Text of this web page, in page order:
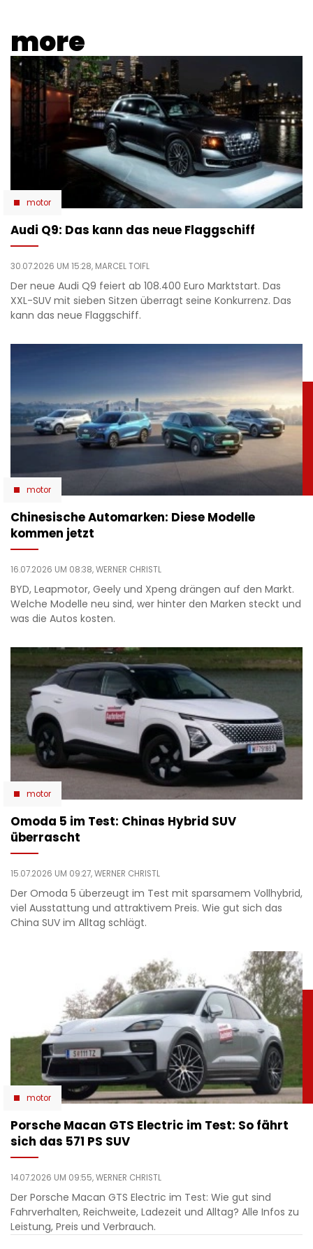
more
motor
Audi Q9: Das kann das neue Flaggschiff
30.07.2026 UM 15:28, MARCEL TOIFL
Der neue Audi Q9 feiert ab 108.400 Euro Marktstart. Das
XXL-SUV mit sieben Sitzen überragt seine Konkurrenz. Das
kann das neue Flaggschiff.
motor
Chinesische Automarken: Diese Modelle
kommen jetzt
16.07.2026 UM 08:38,WERNER CHRISTL
BYD, Leapmotor, Geely und Xpeng drängen auf den Markt.
Welche Modelle neu sind, wer hinter den Marken steckt und
was die Autos kosten.
motor
Omoda 5 im Test: Chinas Hybrid SUV
überrascht
15.07.2026 UM 09:27,WERNER CHRISTL
Der Omoda 5 überzeugt im Test mit sparsamem Vollhybrid,
viel Ausstattung und attraktivem Preis. Wie gut sich das
China SUV im Alltag schlägt.
motor
Porsche Macan GTS Electric im Test: So fährt
sich das 571 PS SUV
14.07.2026 UM 09:55,WERNER CHRISTL
Der Porsche Macan GTS Electric im Test: Wie gut sind
Fahrverhalten, Reichweite, Ladezeit und Alltag? Alle Infos zu
Leistung, Preis und Verbrauch.